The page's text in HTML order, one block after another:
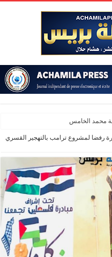
محمد الخامس
رفضا لمشروع ترامب بالتهجير القسري